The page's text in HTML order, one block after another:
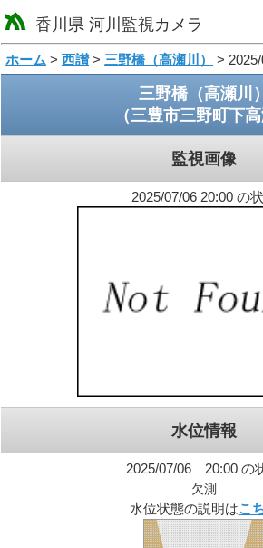
香川県 河川監視カメラ
ホーム > 西讃> 三野橋（高瀬川） >
三野橋（高瀬川）
（三豊市三野町下高
監視画像
2025/07/06 20:00 の
水位情報
2025/07/06 20:00 の
欠測
水位状態の説明はこ
loading